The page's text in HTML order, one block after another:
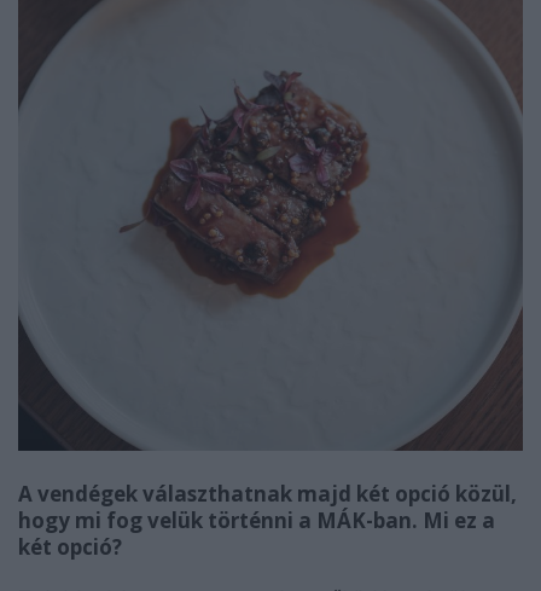
A vendégek választhatnak majd két opció közül,
hogy mi fog velük történni a MÁK-ban. Mi ez a
két opció?